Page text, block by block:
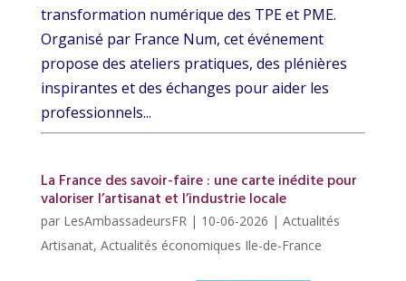
transformation numérique des TPE et PME.
Organisé par France Num, cet événement
propose des ateliers pratiques, des plénières
inspirantes et des échanges pour aider les
professionnels...
La France des savoir-faire : une carte inédite pour
valoriser l’artisanat et l’industrie locale
par LesAmbassadeursFR | 10-06-2026 | Actualités
Artisanat, Actualités économiques Ile-de-France